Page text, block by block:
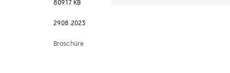
809.17 KB
29.08.2023
Broschüre